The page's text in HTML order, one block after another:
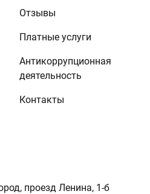
проезд Ленина, 1-б
Отзывы
Платные услуги
Антикоррупционная
деятельность
Контакты